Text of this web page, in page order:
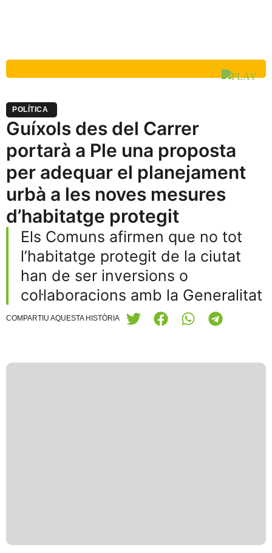
POLÍTICA
Guíxols des del Carrer
portarà a Ple una proposta
per adequar el planejament
urbà a les noves mesures
d’habitatge protegit
Els Comuns afirmen que no tot
l’habitatge protegit de la ciutat
han de ser inversions o
col·laboracions amb la Generalitat
COMPARTIU AQUESTA HISTÒRIA